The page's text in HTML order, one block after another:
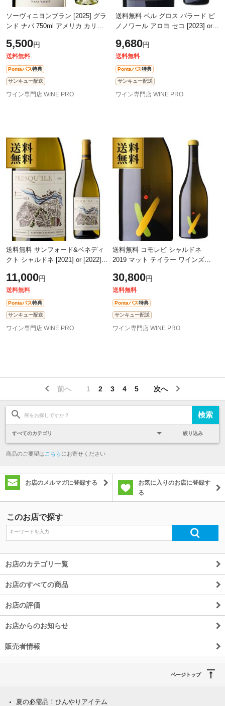
ソーヴィニヨンブラン [2025] グラ
ンド ナパ 750ml アメリカ カリフ
5,500円
送料無料
Pontaパス特典
サンキュー配送
ワイン専門店 WINE PRO
送料無料 ベル グロス バラード ピ
ノノワール アロヨ セコ [2023] or
リフォルニア 浜運
9,680円
送料無料
Pontaパス特典
サンキュー配送
ワイン専門店 WINE PRO
送料無料 サンフォード&ベネディ
クト シャルドネ [2021] or [2022]
タ バーバラ 辛口 白ワイン 浜運
11,000円
送料無料
Pontaパス特典
サンキュー配送
ワイン専門店 WINE PRO
送料無料 コモレビ シャルドネ
2019 マット テイラー ワインズ
辛口 浜運
30,800円
送料無料
Pontaパス特典
サンキュー配送
ワイン専門店 WINE PRO
前へ 次へ
1 2 3 4 5
絞り込み
商品のご要望は こちらにお寄せください
お店のメルマガに登録する
お気に入りのお店に登録す
る
このお店で探す
お店のカテゴリ一覧
お店のすべての商品
お店の評価
お店からのお知らせ
販売者情報
ページトップ
夏の必需品！ひんやりアイテム